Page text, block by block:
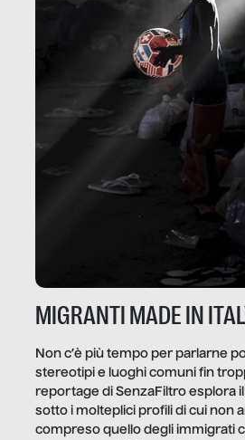
MIGRANTI MADE IN
Non c’è più tempo per parlarne
stereotipi e luoghi comuni fin
reportage di SenzaFiltro esplora
sotto i molteplici profili di cui non
compreso quello degli immigrati